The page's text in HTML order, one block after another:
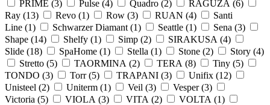
PRIME (3) Pulse (4) Quadro (2) RAGUZA (6)
Ray (13) Revo (1) Row (3) RUAN (4)
Santi
Line (1) Schwarzer Diamant (1) Seattle (1) Sena (3)
Shape (14) Shelfy (1) Simp (2) SIRAKUSA (4)
Slide (18) SpaHome (1) Stella (1) Stone (2) Story (4)
Stretto (5) TAORMINA (2) TERA (8) Tiny (5)
TONDO (3) Torr (5) TRAPANI (3) Unifix (12)
Unisteel (2) Uniterm (1) Veil (3) Vesper (3)
Victoria (5) VIOLA (3) VITA (2) VOLTA (1)